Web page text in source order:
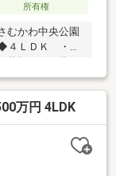
所有権
かわ中央公園
４ＬＤＫ ・リ
ニー
万円 4LDK